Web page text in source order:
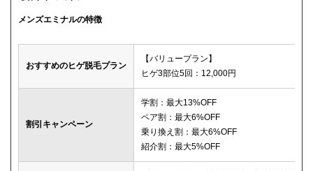
メンズエミナルの特徴
おすすめのヒゲ脱毛プラン
【バリュープラン】
ヒゲ3部位5回：12,000円
割引キャンペーン
学割：最大13%OFF
ペア割：最大6%OFF
乗り換え割：最大6%OFF
紹介割：最大5%OFF